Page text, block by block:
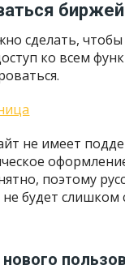
биржей
сделать,
ко всем
не имеет
поэтому
будет слишком